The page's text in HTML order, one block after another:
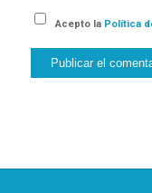
Acepto la Política